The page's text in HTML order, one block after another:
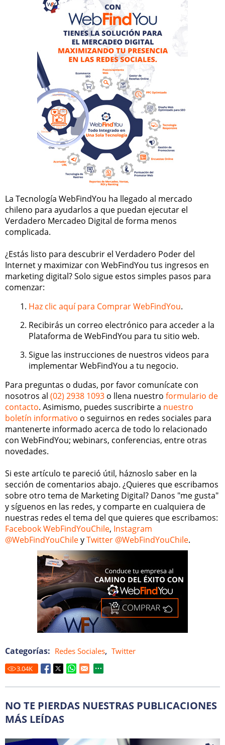
La Tecnología WebFindYou ha llegado al mercado
chileno para ayudarlos a que puedan ejecutar el
Verdadero Mercadeo Digital de forma menos
complicada.
¿Estás listo para descubrir el Verdadero Poder del
Internet y maximizar con WebFindYou tus ingresos en
marketing digital? Solo sigue estos simples pasos para
comenzar:
Haz clic aquí para Comprar WebFindYou.
Recibirás un correo electrónico para acceder a la
Plataforma de WebFindYou para tu sitio web.
Sigue las instrucciones de nuestros videos para
implementar WebFindYou a tu negocio.
Para preguntas o dudas, por favor comunícate con
nosotros al (02) 2938 1093 o llena nuestro formulario de
contacto. Asimismo, puedes suscribirte a nuestro
boletín informativo o seguirnos en redes sociales para
mantenerte informado acerca de todo lo relacionado
con WebFindYou; webinars, conferencias, entre otras
novedades.
Si este artículo te pareció útil, háznoslo saber en la
sección de comentarios abajo. ¿Quieres que escribamos
sobre otro tema de Marketing Digital? Danos "me gusta"
y síguenos en las redes, y comparte en cualquiera de
nuestras redes el tema del que quieres que escribamos:
Facebook WebFindYouChile, Instagram
@WebFindYouChileyTwitter @WebFindYouChile.
Categorías: Redes Sociales, Twitter
3.04K
NO TE PIERDAS NUESTRAS PUBLICACIONES
MÁS LEÍDAS